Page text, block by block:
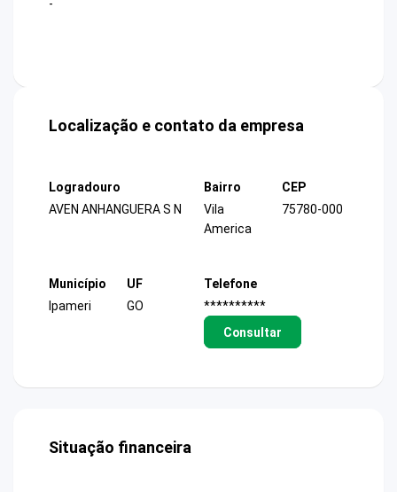
-
Localização e contato da empresa
Logradouro
AVEN ANHANGUERA S N
Bairro
Vila
America
CEP
75780-000
Município
Ipameri
UF
GO
Telefone
**********
Consultar
Situação financeira